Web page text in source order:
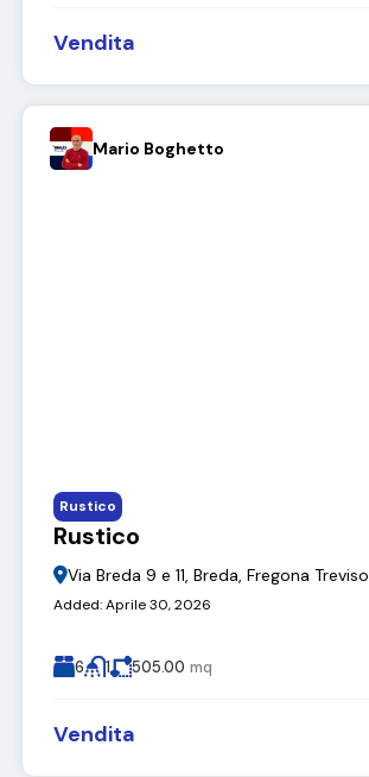
Vendita
Mario Boghetto
Rustico
Via Breda 9 e 11, Breda, Fregona Treviso
Added:Aprile 30, 2026
Rustico
6 1 505.00 mq
Vendita